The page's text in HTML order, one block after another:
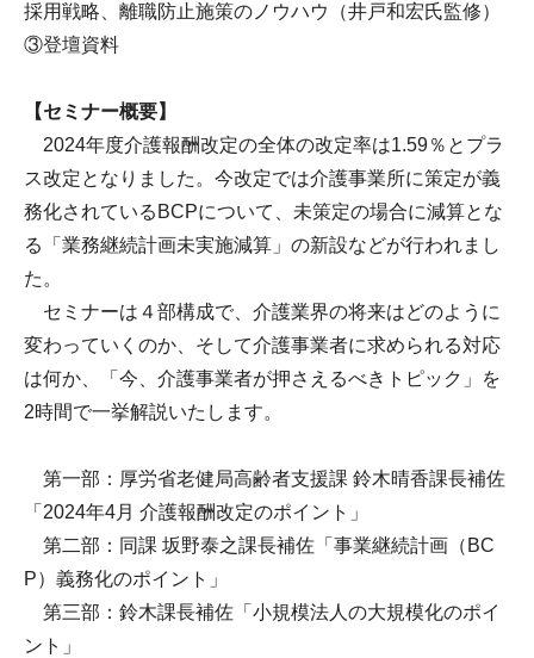
採用戦略、離職防止施策のノウハウ（井戸和宏氏監修）
③登壇資料
【セミナー概要】
2024年度介護報酬改定の全体の改定率は1.59％とプラ
ス改定となりました。今改定では介護事業所に策定が義
務化されているBCPについて、未策定の場合に減算とな
る「業務継続計画未実施減算」の新設などが行われまし
た。
セミナーは４部構成で、介護業界の将来はどのように
変わっていくのか、そして介護事業者に求められる対応
は何か、「今、介護事業者が押さえるべきトピック」を
2時間で一挙解説いたします。
第一部：厚労省老健局高齢者支援課 鈴木晴香課長補佐
「2024年4月 介護報酬改定のポイント」
第二部：同課 坂野泰之課長補佐「事業継続計画（BC
P）義務化のポイント」
第三部：鈴木課長補佐「小規模法人の大規模化のポイ
ント」